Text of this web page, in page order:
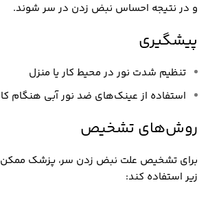
و در نتیجه احساس نبض زدن در سر شوند.
پیشگیری
تنظیم شدت نور در محیط کار یا منزل
استفاده از عینک‌های ضد نور آبی هنگام کار
روش‌های تشخیص
برای تشخیص علت نبض زدن سر، پزشک
زیر استفاده کند: